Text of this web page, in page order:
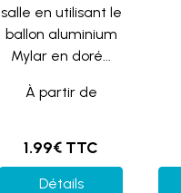
salle en utilisant le
ballon aluminium
Mylar en doré...
À partir de
1.99€ TTC
Détails